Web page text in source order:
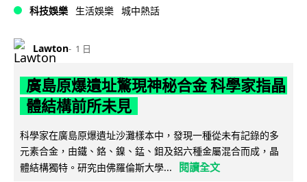
科技娛樂 生活娛樂 城中熱話
Lawton 1 日
廣島原爆遺址驚現神秘合金 科學家指晶
體結構前所未見
科學家在廣島原爆遺址沙灘樣本中，發現一種從未有記錄的多
元素合金，由鐵、鉻、鎳、錳、鉬及鋁六種金屬混合而成，晶
體結構獨特。研究由佛羅倫斯大學...
閱讀全文